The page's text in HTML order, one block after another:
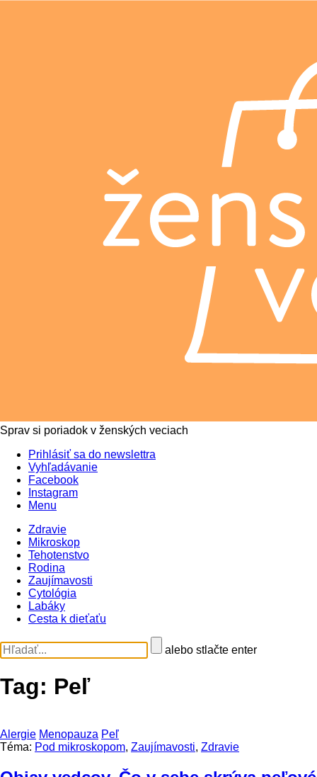
Sprav si poriadok v ženských veciach
Prihlásiť sa do newslettra
Vyhľadávanie
Facebook
Instagram
Menu
Zdravie
Mikroskop
Tehotenstvo
Rodina
Zaujímavosti
Cytológia
Labáky
Cesta k dieťaťu
alebo stlačte enter
Tag: Peľ
Alergie Menopauza Peľ
Téma: Pod mikroskopom, Zaujímavosti, Zdravie